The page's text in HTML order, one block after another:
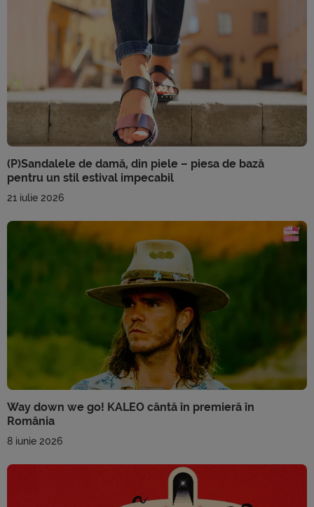
(P)Sandalele de damă, din piele – piesa de bază
pentru un stil estival impecabil
21 iulie 2026
Way down we go! KALEO cântă în premieră în
România
8 iunie 2026